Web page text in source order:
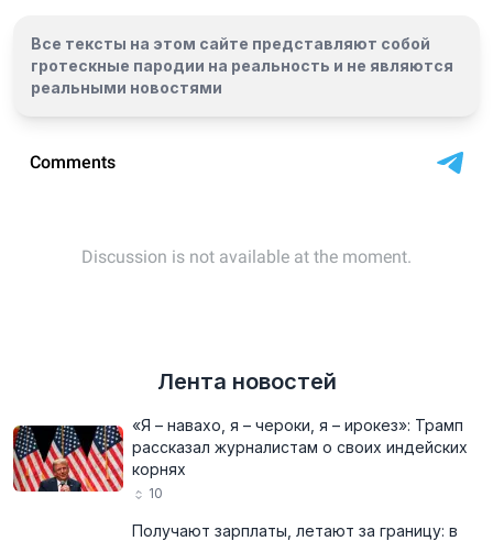
Все тексты на этом сайте представляют собой
гротескные пародии на реальность и не являются
реальными новостями
Лента новостей
«Я – навахо, я – чероки, я – ирокез»: Трамп
рассказал журналистам о своих индейских
корнях
10
Получают зарплаты, летают за границу: в